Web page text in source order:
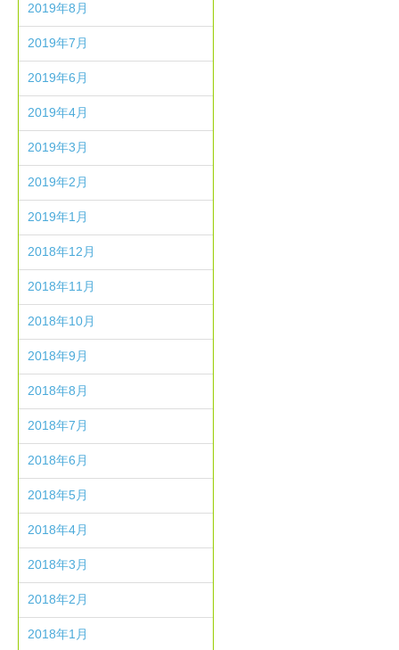
2019年8月
2019年7月
2019年6月
2019年4月
2019年3月
2019年2月
2019年1月
2018年12月
2018年11月
2018年10月
2018年9月
2018年8月
2018年7月
2018年6月
2018年5月
2018年4月
2018年3月
2018年2月
2018年1月